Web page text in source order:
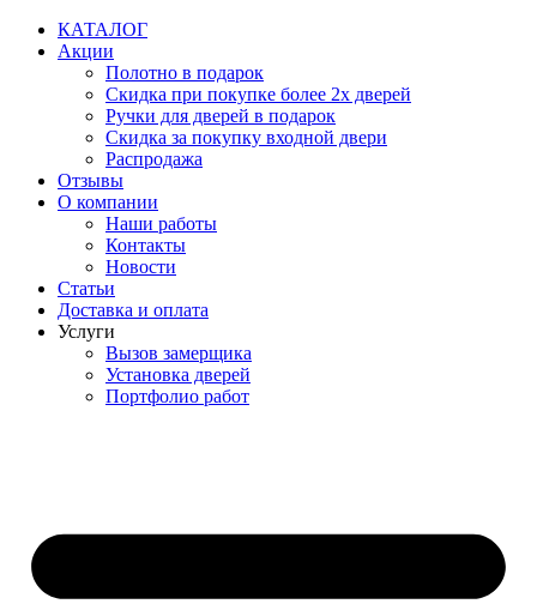
Перейти
содержимому
КАТАЛОГ
Акции
Полотно в подарок
Скидка при покупке более 2х дверей
Ручки для дверей в подарок
Скидка за покупку входной двери
Распродажа
Отзывы
О компании
Наши работы
Контакты
Новости
Статьи
Доставка и оплата
Услуги
Вызов замерщика
Установка дверей
Портфолио работ